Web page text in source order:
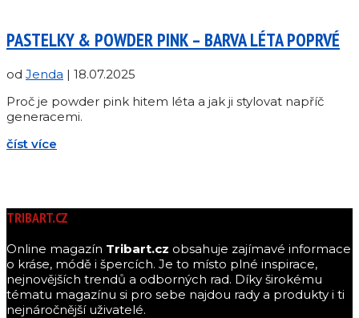
PASTELKY & POWDER PINK – BARVA LÉTA POPRVÉ
od Jenda | 18.07.2025
Proč je powder pink hitem léta a jak ji stylovat napříč
generacemi.
číst více
TRIBART.CZ
Online magazín Tribart.cz obsahuje zajímavé informace
o kráse, módě i špercích. Je to místo plné inspirace,
nejnovějších trendů a odborných rad. Díky širokému
tématu magazínu si pro sebe najdou rady a produkty i ti
nejnáročnější uživatelé.